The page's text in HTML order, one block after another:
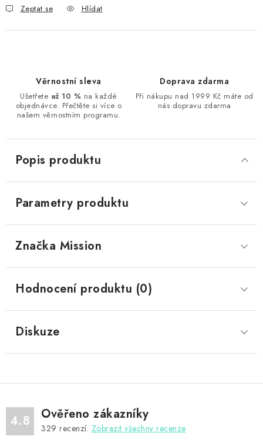
Zeptat se Hlídat
Věrnostní sleva
Ušetřete až 10 % na každé
objednávce. Přečtěte si více o
našem věrnostním programu.
Doprava zdarma
Při nákupu nad 1999 Kč máte od
nás dopravu zdarma
Popis produktu
Parametry produktu
Značka Mission
Hodnocení produktu (0)
Diskuze
4.8 Ověřeno zákazníky
329 recenzí. Zobrazit všechny recenze